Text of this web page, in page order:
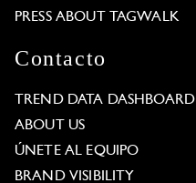
PRESS ABOUT TAGWALK
Contacto
TREND DATA DASHBOARD
ABOUT US
ÚNETE AL EQUIPO
BRAND VISIBILITY